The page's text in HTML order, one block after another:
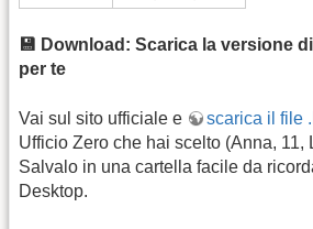
💾 Download: Scarica la versione
per te
Vai sul sito ufficiale e scarica il file
Ufficio Zero che hai scelto (Anna, 11,
Salvalo in una cartella facile da
Desktop.